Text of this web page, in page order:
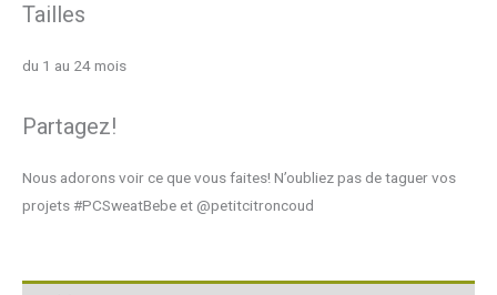
Tailles
du 1 au 24 mois
Partagez!
Nous adorons voir ce que vous faites! N’oubliez pas de taguer vos
projets #PCSweatBebe et @petitcitroncoud